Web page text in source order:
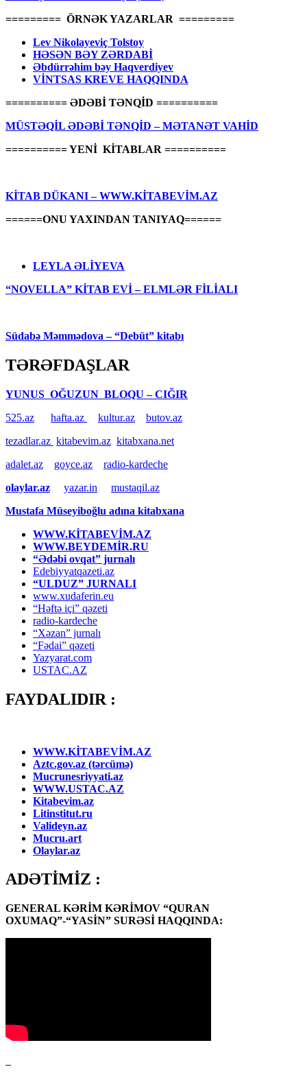
========= ÖRNƏK YAZARLAR =========
Lev Nikolayeviç Tolstoy
HƏSƏN BƏY ZƏRDABİ
Əbdürrəhim bəy Haqverdiyev
VİNTSAS KREVE HAQQINDA
========== ƏDƏBİ TƏNQİD ==========
MÜSTƏQİL ƏDƏBİ TƏNQİD – MƏTANƏT VAHİD
========== YENİ KİTABLAR ==========
KİTAB DÜKANI – WWW.KİTABEVİM.AZ
======ONU YAXINDAN TANIYAQ======
LEYLA ƏLİYEVA
“NOVELLA” KİTAB EVİ – ELMLƏR FİLİALI
Südabə Məmmədova – “Debüt” kitabı
TƏRƏFDAŞLAR
YUNUS OĞUZUN BLOQU – CIĞIR
525.az
hafta.az kultur.az
butov.az
tezadlar.az kitabevim.az kitabxana.net
adalet.az
goyce.az
radio-kardeche
olaylar.az
yazar.in
mustaqil.az
Mustafa Müseyiboğlu adına kitabxana
WWW.KİTABEVİM.AZ
WWW.BEYDEMİR.RU
“Ədəbi ovqat” jurnalı
Edebiyyatqazeti.az
“ULDUZ” JURNALI
www.xudaferin.eu
“Həftə içi” qəzeti
radio-kardeche
“Xəzan” jurnalı
“Fədai” qəzeti
Yazyarat.com
USTAC.AZ
FAYDALIDIR :
WWW.KİTABEVİM.AZ
Aztc.gov.az (tərcümə)
Mucrunesriyyati.az
WWW.USTAC.AZ
Kitabevim.az
Litinstitut.ru
Valideyn.az
Mucru.art
Olaylar.az
ADƏTİMİZ :
GENERAL KƏRİM KƏRİMOV “QURAN
OXUMAQ”-“YASİN” SURƏSİ HAQQINDA: